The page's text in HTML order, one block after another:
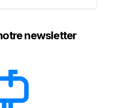
newsletter